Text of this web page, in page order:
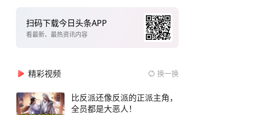
扫码下载今日头条APP
看最新、最热资讯内容
精彩视频 换一换
比反派还像反派的正派主角，
全员都是大恶人！